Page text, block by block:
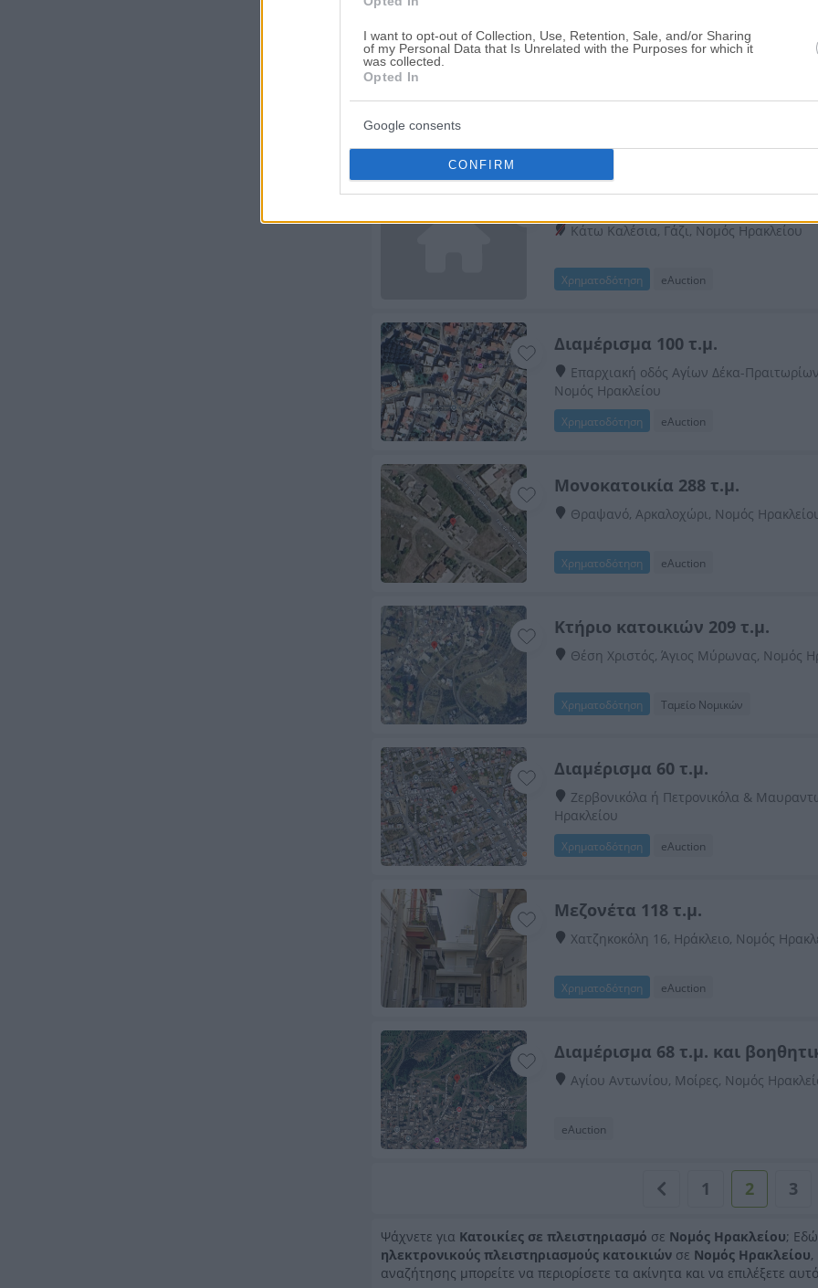
I want to opt-out of Collection, Use, Retention, Sale, and/or Sharing
of my Personal Data that Is Unrelated with the Purposes for which it
was collected.
Opted In
Google consents
CONFIRM
Μονοκατοικία 75 τ.μ.
Κτήριο 100 τ.μ.
Κάτω Καλέσια, Γάζι, Νομός Ηρακλείου
Χρηματοδότηση eAuction
Διαμέρισμα 100 τ.μ.
Επαρχιακή οδός Αγίων Δέκα-
Νομός Ηρακλείου
Χρηματοδότηση eAuction
Μονοκατοικία 288 τ.μ.
Θραψανό, Αρκαλοχώρι, Νομός
Χρηματοδότηση eAuction
Κτήριο κατοικιών 209 τ.μ.
Θέση Χριστός, Άγιος Μύρωνας, Νομός
Χρηματοδότηση Ταμείο Νομικών
Διαμέρισμα 60 τ.μ.
Ζερβονικόλα ή Πετρονικόλα &
Ηρακλείου
Χρηματοδότηση eAuction
Μεζονέτα 118 τ.μ.
Χατζηκοκόλη 16, Ηράκλειο, Νομός
Χρηματοδότηση eAuction
Διαμέρισμα 68 τ.μ. και
Αγίου Αντωνίου, Μοίρες, Νομός
eAuction
1 2 3
Ψάχνετε για Κατοικίες σε πλειστηριασμό σε Νομός Ηρακλείου;
ηλεκτρονικούς πλειστηριασμούς κατοικιών σε Νομός Ηρακλείου,
αναζήτησης μπορείτε να περιορίσετε τα ακίνητα και να επιλέξετε